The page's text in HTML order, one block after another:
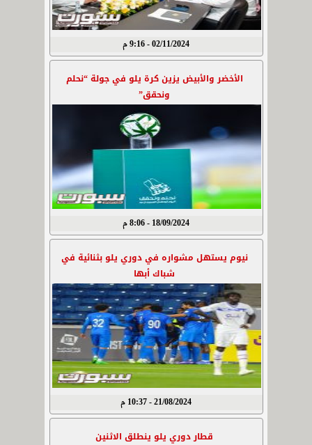
02/11/2024 - 9:16 م
الأخضر والأبيض يزين كرة يلو في جولة “نحلم
ونحقق”
18/09/2024 - 8:06 م
نيوم يستهل مشواره في دوري يلو بثنائية في
شباك أبها
21/08/2024 - 10:37 م
قطار دوري يلو ينطلق الاثنين